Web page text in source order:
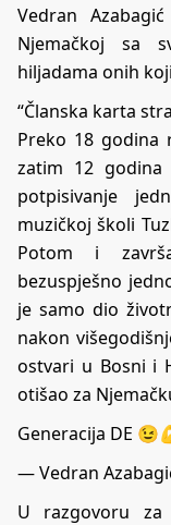
Vedran
Njemačkoj sa
hiljadama onih
“Članska karta
Preko 18
zatim 12
potpisivanje
muzičkoj školi
Potom i
bezuspješno
je samo dio
nakon
ostvari u Bosni i
otišao za
Generacija DE
— Vedran
U razgovoru